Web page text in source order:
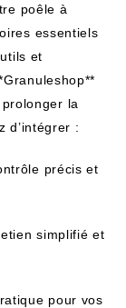
poêle à
essentiels
et
la
d’intégrer :
précis et
simplifié et
pour vos